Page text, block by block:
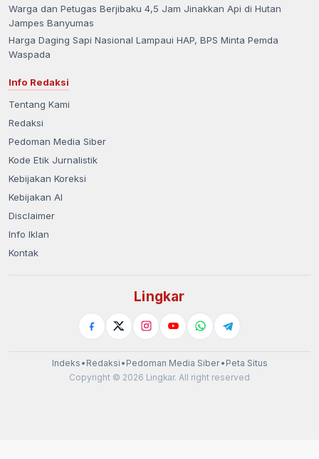
Warga dan Petugas Berjibaku 4,5 Jam Jinakkan Api di Hutan
Jampes Banyumas
Harga Daging Sapi Nasional Lampaui HAP, BPS Minta Pemda
Waspada
Info Redaksi
Tentang Kami
Redaksi
Pedoman Media Siber
Kode Etik Jurnalistik
Kebijakan Koreksi
Kebijakan AI
Disclaimer
Info Iklan
Kontak
Lingkar
Indeks • Redaksi • Pedoman Media Siber• Peta Situs
Copyright © 2026 Lingkar. All right reserved